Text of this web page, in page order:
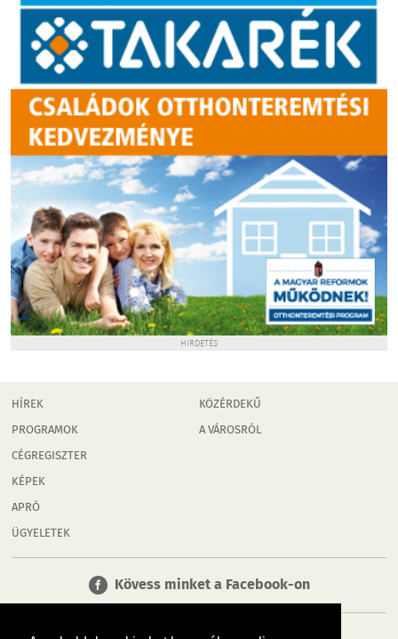
HIRDETÉS
HÍREK
PROGRAMOK
CÉGREGISZTER
KÉPEK
APRÓ
ÜGYELETEK
KÖZÉRDEKŰ
A VÁROSRÓL
Kövess minket a Facebook-on